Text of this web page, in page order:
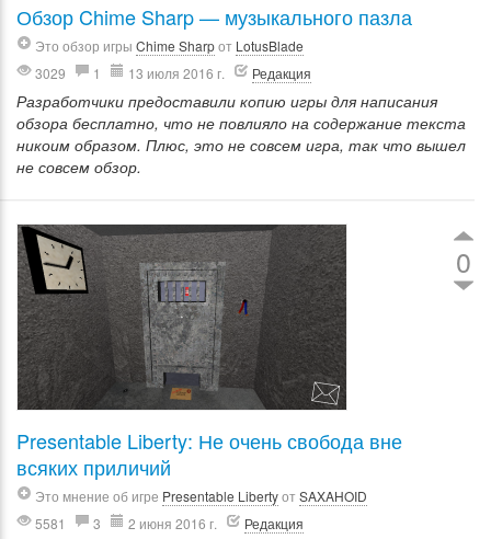
Обзор Chime Sharp — музыкального пазла
Это обзор игры Chime Sharpот LotusBlade
3029
1 13 июля 2016 г. Редакция
Разработчики предоставили копию игры для написания
обзора бесплатно, что не повлияло на содержание текста
никоим образом. Плюс, это не совсем игра, так что вышел
не совсем обзор.
0
Presentable Liberty: Не очень свобода вне
всяких приличий
Это мнение об игре Presentable LibertyотSAXAHOID
5581
3 2 июня 2016 г. Редакция